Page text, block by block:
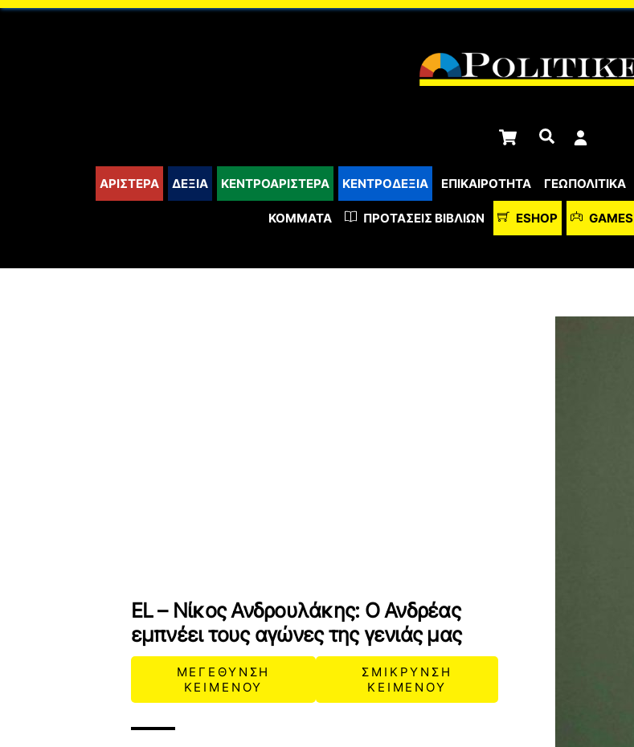
content
Cart Αναζήτηση
ΑΡΙΣΤΕΡΑ ΔΕΞΙΑ ΚΕΝΤΡΟΑΡΙΣΤΕΡΑ ΚΕΝΤΡΟΔΕΞΙΑ ΕΠΙΚΑΙΡΟΤΗΤΑ ΓΕΩΠΟΛΙΤΙΚΑ
ΚΌΜΜΑΤΑ ΠΡΟΤΆΣΕΙΣ ΒΙΒΛΊΩΝ ESHOP GAMES
EL – Νίκος Ανδρουλάκης: Ο Ανδρέας
εμπνέει τους αγώνες της γενιάς μας
ΜΕΓΕΘΥΝΣΗ
ΚΕΙΜΕΝΟΥ
ΣΜΙΚΡΥΝΣΗ
ΚΕΙΜΕΝΟΥ